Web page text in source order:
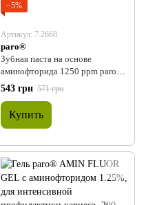
−5%
Артикул: 7.2668
paro®
Зубная паста на основе
аминофторида 1250 ppm paro®
AMIN, 75 мл
543 грн 571 грн
Купить